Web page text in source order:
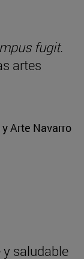
fugit.
artes
Arte Navarro
y saludable